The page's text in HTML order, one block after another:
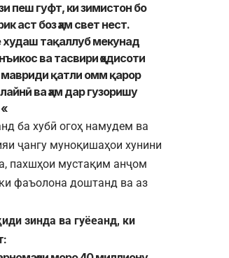
пеш гуфт, ки зимистон бо
аст боз ҳам свет нест.
тақаллуб мекунад
ва тасвири ҳодисоти
қатли омм қарор
ва ҳам дар гузоришу
ба хубӣ огоҳ намудем ва
ҷангу муноқишаҳои хунини
пахшҳои мустақим анҷом
фаъолона доштанд ва аз
зинда ва гуёеанд, ки